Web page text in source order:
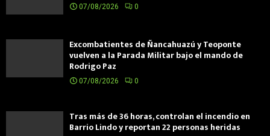
07/08/2026 0
Excombatientes de Ñancahuazú y Teoponte
vuelven a la Parada Militar bajo el mando de
Rodrigo Paz
07/08/2026 0
Tras más de 36 horas, controlan el incendio en
Barrio Lindo y reportan 22 personas heridas